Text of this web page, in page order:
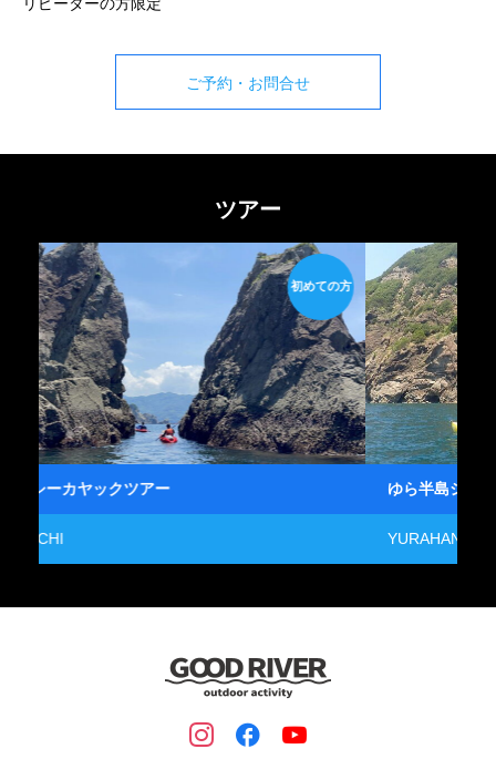
ご予約・お問合せ
ツアー
めての方
リピーター
経験者
ゆら半島シーカヤックツアー